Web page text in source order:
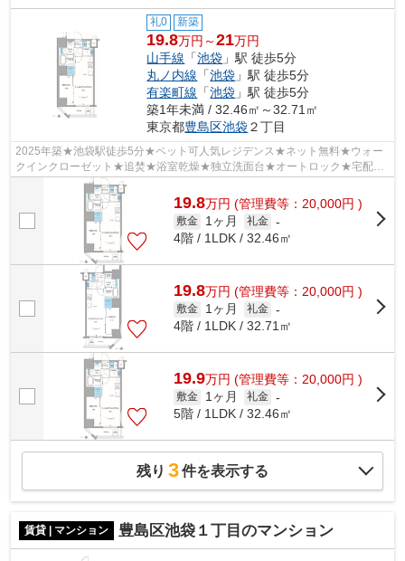
礼0 新築
19.8万円～21万円
山手線 「池袋 」駅 徒歩5分
丸ノ内線 「池袋 」駅 徒歩5分
有楽町線 「池袋 」駅 徒歩5分
築1年未満 / 32.46㎡～32.71㎡
東京都豊島区池袋２丁目
2025年築★池袋駅徒歩5分★ペット可人気レジデンス★ネット無料★ウォー
クインクローゼット★追焚★浴室乾燥★独立洗面台★オートロック★宅配
BOX★
19.8万円 (管理費等：20,000円 )
敷金 1ヶ月 礼金 -
4階 / 1LDK / 32.46㎡
19.8万円 (管理費等：20,000円 )
敷金 1ヶ月 礼金 -
4階 / 1LDK / 32.71㎡
19.9万円 (管理費等：20,000円 )
敷金 1ヶ月 礼金 -
5階 / 1LDK / 32.46㎡
残り 3件を表示する
賃貸 | マンション 豊島区池袋１丁目のマンション